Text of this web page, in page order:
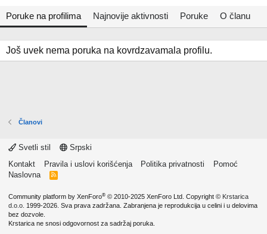
Poruke na profilima Najnovije aktivnosti Poruke O članu
Još uvek nema poruka na kovrdzavamala profilu.
Članovi
Svetli stil
Srpski
Kontakt
Pravila i uslovi korišćenja Politika privatnosti
Pomoć
Naslovna
R
Community platform by XenForo® © 2010-2025 XenForo Ltd. Copyright © Krstarica
d.o.o. 1999-2026. Sva prava zadržana. Zabranjena je reprodukcija u celini i u delovima
bez dozvole.
Krstarica ne snosi odgovornost za sadržaj poruka.